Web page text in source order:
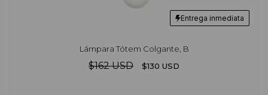
Entrega inmediata
Lámpara Tótem Colgante, B
$162 USD $130 USD